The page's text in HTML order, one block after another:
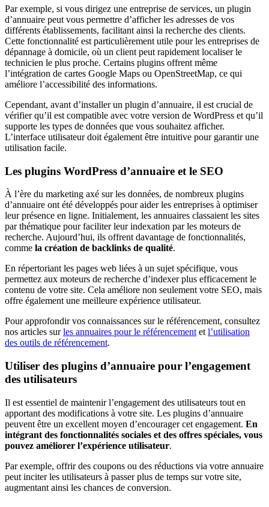
Par exemple, si vous dirigez une entreprise de services, un plugin
d’annuaire peut vous permettre d’afficher les adresses de vos
différents établissements, facilitant ainsi la recherche des clients.
Cette fonctionnalité est particulièrement utile pour les entreprises de
dépannage à domicile, où un client peut rapidement localiser le
technicien le plus proche. Certains plugins offrent même
l’intégration de cartes Google Maps ou OpenStreetMap, ce qui
améliore l’accessibilité des informations.
Cependant, avant d’installer un plugin d’annuaire, il est crucial de
vérifier qu’il est compatible avec votre version de WordPress et qu’il
supporte les types de données que vous souhaitez afficher.
L’interface utilisateur doit également être intuitive pour garantir une
utilisation facile.
Les plugins WordPress d’annuaire et le SEO
À l’ère du marketing axé sur les données, de nombreux plugins
d’annuaire ont été développés pour aider les entreprises à optimiser
leur présence en ligne. Initialement, les annuaires classaient les sites
par thématique pour faciliter leur indexation par les moteurs de
recherche. Aujourd’hui, ils offrent davantage de fonctionnalités,
comme la création de backlinks de qualité.
En répertoriant les pages web liées à un sujet spécifique, vous
permettez aux moteurs de recherche d’indexer plus efficacement le
contenu de votre site. Cela améliore non seulement votre SEO, mais
offre également une meilleure expérience utilisateur.
Pour approfondir vos connaissances sur le référencement, consultez
nos articles surles annuaires pour le référencement et l’utilisation
des outils de référencement.
Utiliser des plugins d’annuaire pour l’engagement
des utilisateurs
Il est essentiel de maintenir l’engagement des utilisateurs tout en
apportant des modifications à votre site. Les plugins d’annuaire
peuvent être un excellent moyen d’encourager cet engagement. En
intégrant des fonctionnalités sociales et des offres spéciales, vous
pouvez améliorer l’expérience utilisateur.
Par exemple, offrir des coupons ou des réductions via votre annuaire
peut inciter les utilisateurs à passer plus de temps sur votre site,
augmentant ainsi les chances de conversion.